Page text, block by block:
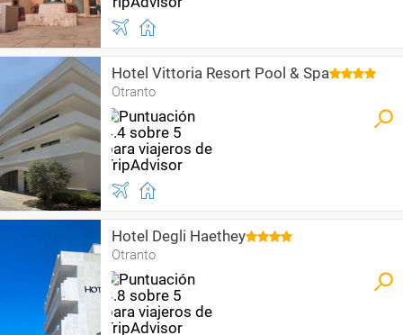
Hotel Vittoria Resort Pool & Spa
Otranto
Hotel Degli Haethey
Otranto